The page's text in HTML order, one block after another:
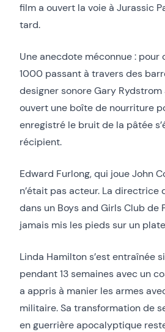
film a ouvert la voie à Jurassic
tard.
Une anecdote méconnue : pour
1000 passant à travers des
designer sonore Gary
ouvert une boîte de nourriture
enregistré le bruit de la pâtée
récipient.
Edward Furlong, qui joue John
n’était pas acteur. La directrice
dans un Boys and Girls Club de
jamais mis les pieds sur un
Linda Hamilton s’est entraînée
pendant 13 semaines avec un
a appris à manier les armes
militaire. Sa transformation de
en guerrière apocalyptique